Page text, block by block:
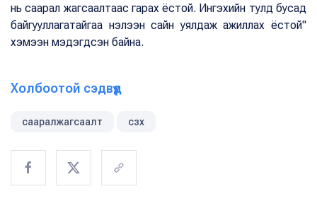
нь саарал жагсаалтаас гарах ёстой. Ингэхийн тулд бусад
байгууллагатайгаа нэлээн сайн уялдаж ажиллах ёстой"
хэмээн мэдэгдсэн байна.
Холбоотой сэдвүүд
сааралжагсаалт сзх